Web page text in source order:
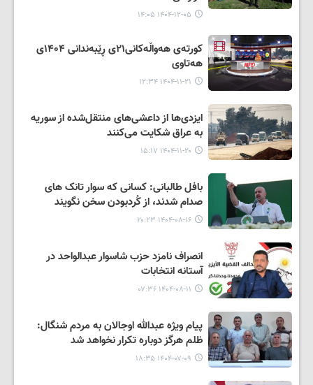
۱۴۰۴-۱۲-۰۵ ۱۴:۰۵
کورتەی هەواڵەکانی۲۱ی ڕێبەندانی ۱۴۰۴ی
هەتاوی
۱۴۰۴-۱۱-۲۱ ۱۲:۳۴
ایزدی‌ها از داعشی‌های منتقل‌شده از سوریه
به عراق شکایت می‌کنند
۱۴۰۴-۱۱-۲۰ ۱۵:۱۷
بافل طالبانی: کسانی که سوار تانک های
صدام شدند، از کُردبودن سخن نگویند
۱۴۰۴-۰۸-۱۶ ۲۰:۲۳
انصراف نامزد حزب شاسوار عبدالواحد در
آستانه انتخابات
۱۴۰۴-۰۸-۱۱ ۰۷:۳۶
پیام ویژه عبدالله اوجالان به مردم شنگال:
ظلم هرگز دوباره تکرار نخواهد شد
۱۴۰۴-۰۷-۰۹ ۱۸:۳۵